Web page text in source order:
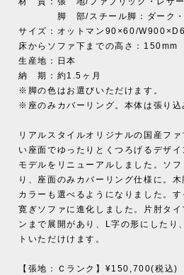
脚 部/スチール脚：ダーク・
サイズ：オットマン90×60/
床からソファ下までの高さ：150mm
生産地：日本
納 期：約1.5ヶ月
※脚の色はお選びいただけます。
※座のみカバーリング。本体は張り込
リアルスタイルオリジナルの国産フ
い座面でゆったりとくつろげるデザ
モデルをリニューアルしました。ソ
り、座面のみカバーリング仕様に。
カラーも選べるようになりました。
寛ぎソファに進化しました。片肘タ
ンまで展開があり、L字の形にしたり
トいただけけます。
【張地：Ｃランク】¥150,700(税込)